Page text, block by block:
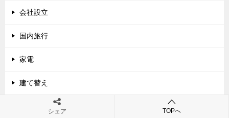
会社設立
国内旅行
家電
建て替え
拡張型心筋症
シェア TOPへ